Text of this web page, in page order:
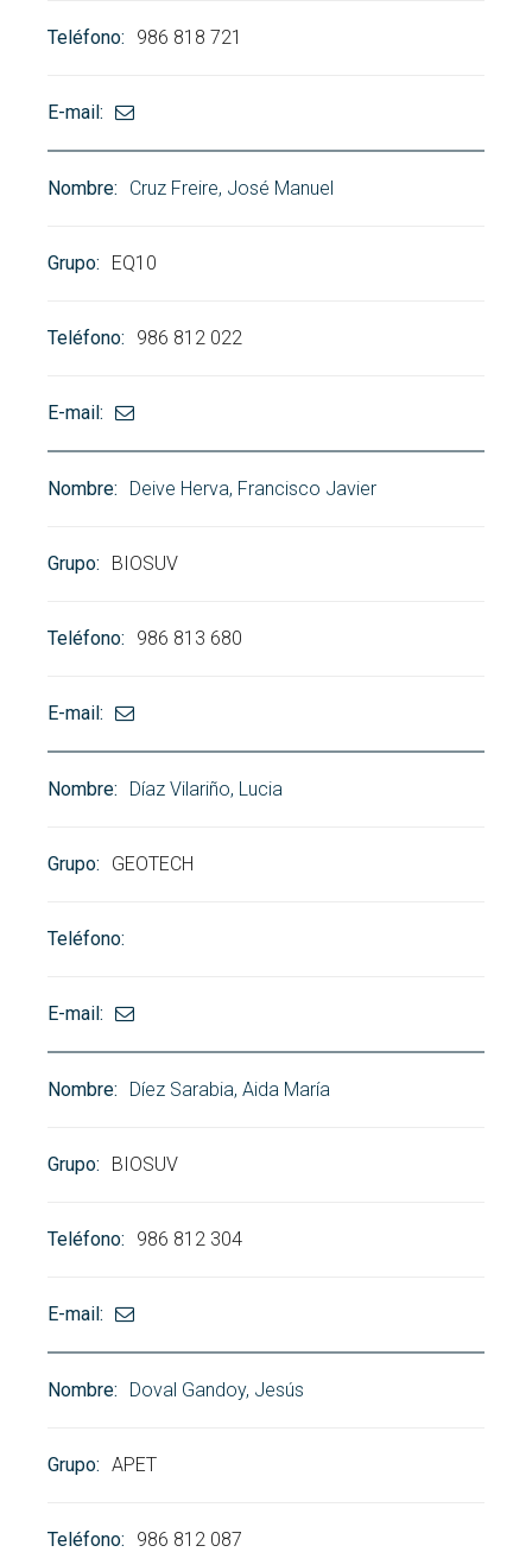
986 818 721
Cruz Freire, José Manuel
EQ10
986 812 022
Deive Herva, Francisco Javier
BIOSUV
986 813 680
Díaz Vilariño, Lucia
GEOTECH
Díez Sarabia, Aida María
BIOSUV
986 812 304
Doval Gandoy, Jesús
APET
986 812 087